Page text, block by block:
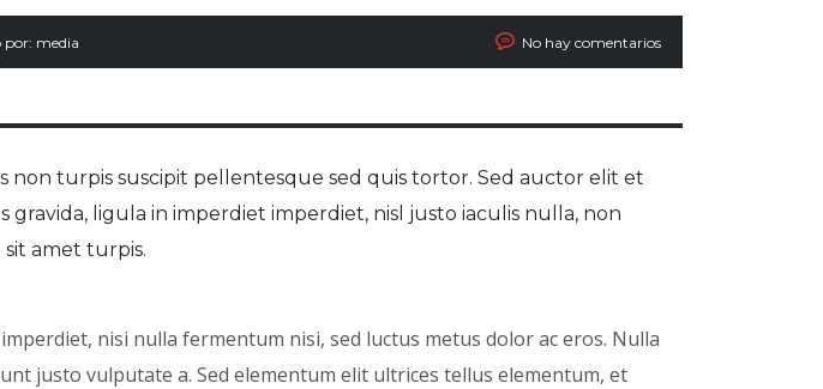
por: media No hay comentarios
non turpis suscipit pellentesque sed quis tortor. Sed auctor elit et
gravida, ligula in imperdiet imperdiet, nisl justo iaculis nulla, non
amet turpis.
nisi nulla fermentum nisi, sed luctus metus dolor ac eros. Nulla
justo vulputate a. Sed elementum elit ultrices tellus elementum, et